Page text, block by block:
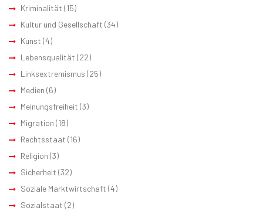
Kriminalität (15)
Kultur und Gesellschaft (34)
Kunst (4)
Lebensqualität (22)
Linksextremismus (25)
Medien (6)
Meinungsfreiheit (3)
Migration (18)
Rechtsstaat (16)
Religion (3)
Sicherheit (32)
Soziale Marktwirtschaft (4)
Sozialstaat (2)